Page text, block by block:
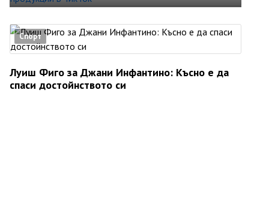
Спорт
Луиш Фиго за Джани Инфантино: Късно е да
спаси достойнството си